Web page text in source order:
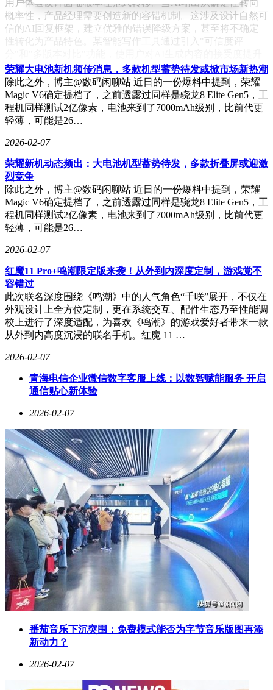
用户体验设计面临根本性范式转移。当AI输出从确定性转向
概率性，产品经理需要创造新的容错机制。这涉及设计自然可
信的AI回复框架，建立优雅的错误降级方案，甚至将不确定
性转化为产品特色。某智能写作工具通过引入"可信度评
40%。这种设计思维转变标志着用户体验进入"可控不确定
性"新阶段。
产品形态进化推动能力边界扩展。未来的产品将突破APP形
态，进化为具备自主行动能力的智能体。这要求产品经理具备
跨系统编排能力，能够整合多种工具和API实现复杂用户目
标。某旅行规划产品通过集成航班查询、酒店预订、日程管理
功能实现到目标达成的思维跃迁，正在重新定义产品管理的核
心逻辑。
在技术迭代加速的背景下，体系化学习能力成为关键竞争力。
某资深产品人分享其转型经验时强调："就像过去构建网络知
识体系需要系统学习，现在掌握AI产品架构同样需要结构化
法论框架，在6个月内完成从传统产品到AI产品经理的转型。
这种知识沉淀与内化能力，正在成为应对行业变革的核心资
产。
这场角色重构正在重塑产品管理职业图谱。当提示工程、数据
飞轮、概率性设计等新能力成为标配，产品经理的竞争维度已
从执行效率转向系统架构能力。某招聘平台数据显示，2025年
AI产品经理岗位需求同比增长320%，其中具备智能体设计经
验者薪资溢价达65%。这场静默的革命，正在重新定义数字时
荣耀大电池新机频传消息，多款机型蓄势待发或掀市场新热潮
除此之外，博主@数码闲聊站 近日的一份爆料中提到，荣耀
Magic V6确定提档了，之前透露过同样是骁龙8 Elite Gen5，工
程机同样测试2亿像素，电池来到了7000mAh级别，比前代更
轻薄，可能是26…
2026-02-07
荣耀新机动态频出：大电池机型蓄势待发，多款折叠屏或迎激
烈竞争
除此之外，博主@数码闲聊站 近日的一份爆料中提到，荣耀
Magic V6确定提档了，之前透露过同样是骁龙8 Elite Gen5，工
程机同样测试2亿像素，电池来到了7000mAh级别，比前代更
轻薄，可能是26…
2026-02-07
红魔11 Pro+鸣潮限定版来袭！从外到内深度定制，游戏党不
容错过
此次联名深度围绕《鸣潮》中的人气角色“千咲”展开，不仅在
外观设计上全方位定制，更在系统交互、配件生态乃至性能调
校上进行了深度适配，为喜欢《鸣潮》的游戏爱好者带来一款
从外到内高度沉浸的联名手机。红魔 11 …
2026-02-07
青海电信企业微信数字客服上线：以数智赋能服务 开启
通信贴心新体验
2026-02-07
番茄音乐下沉突围：免费模式能否为字节音乐版图再添
新动力？
2026-02-07